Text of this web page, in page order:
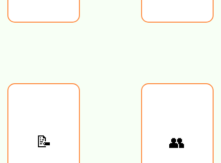
👥
📝